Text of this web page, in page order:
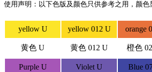
使用声明：以下色版及颜色只供参考之用，颜
yellow U yellow 012 U orange
黄色 U 黄色 012 U 橙色
Purple U Violet U Blue